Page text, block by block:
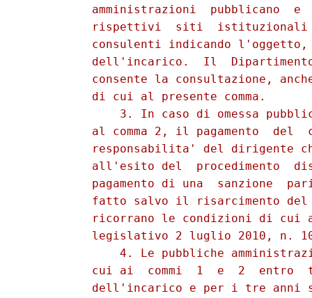
amministrazioni  pubblicano  e
rispettivi  siti
consulenti indicando
dell'incarico.  Il
consente la consultazione,
          di cui al presente comma.
3. In caso di omessa
al comma 2, il pagamento  del
responsabilita' del dirigente
all'esito del  procedimento
pagamento di una  sanzione
fatto salvo il risarcimento
ricorrano le condizioni di cui
legislativo 2 luglio 2010, n.
4. Le pubbliche
cui ai  commi  1  e  2  entro
dell'incarico e per i tre anni